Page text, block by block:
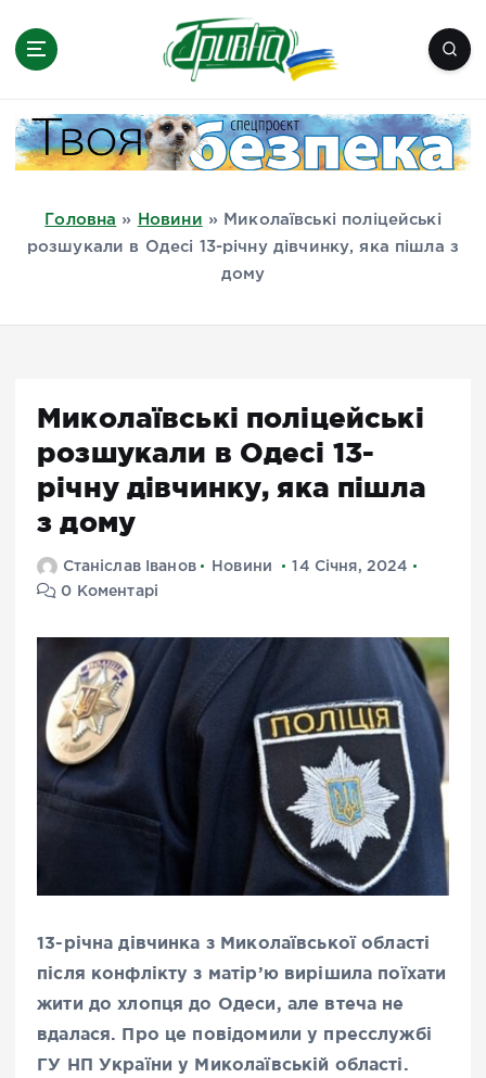
Миколаїв, Одеса, Мелітополь
Головна » Новини »
Миколаївські поліцейські
розшукали в Одесі 13-річну дівчинку, яка пішла з
дому
Миколаївські поліцейські
розшукали в Одесі 13-
річну дівчинку, яка пішла
з дому
Станіслав Іванов Новини
14 Січня, 2024
0 Коментарі
13-річна дівчинка з Миколаївської області
після конфлікту з матір’ю вирішила поїхати
жити до хлопця до Одеси, але втеча не
вдалася. Про це повідомили у пресслужбі
ГУ НП України у Миколаївській області.